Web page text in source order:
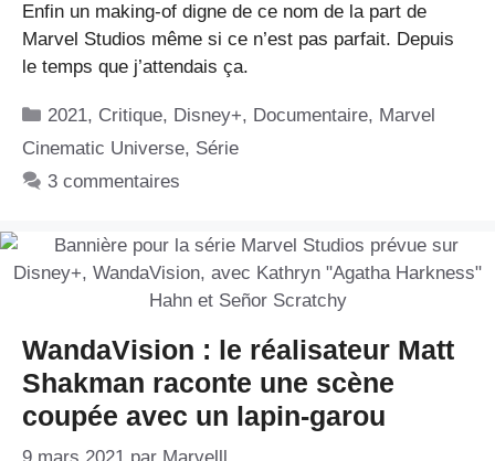
Enfin un making-of digne de ce nom de la part de
Marvel Studios même si ce n’est pas parfait. Depuis
le temps que j’attendais ça.
Catégories
2021, Critique, Disney+, Documentaire, Marvel
Cinematic Universe, Série
3 commentaires
WandaVision : le réalisateur Matt
Shakman raconte une scène
coupée avec un lapin-garou